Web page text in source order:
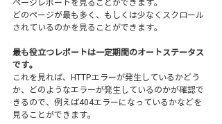
ページレポートを見ることができます。
どのページが最も多く、もしくは少なくスクロール
されているのかを見ることができます。
最も役立つレポートは一定期間のオートステータス
です。
これを見れば、HTTPエラーが発生しているかどう
か、どのようなエラーが発生しているのかが確認で
きるので、例えば404エラーになっているかなどを
見ることができます。